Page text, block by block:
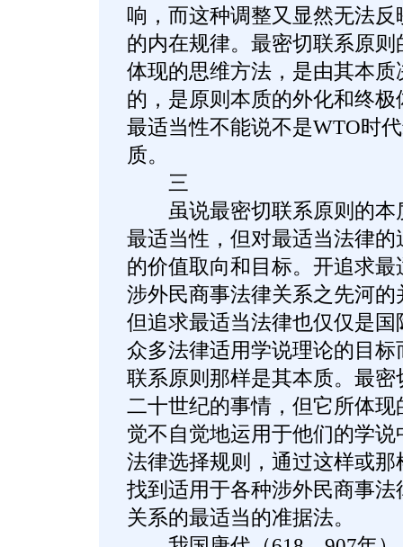
响，而这种调整又显然无法
的内在规律。最密切联系原
体现的思维方法，是由其本
的，是原则本质的外化和终
最适当性不能说不是WTO时
质。
三
虽说最密切联系原则的本
最适当性，但对最适当法律
的价值取向和目标。开追求
涉外民商事法律关系之先河
但追求最适当法律也仅仅是
众多法律适用学说理论的目
联系原则那样是其本质。最
二十世纪的事情，但它所体
觉不自觉地运用于他们的学
法律选择规则，通过这样或
找到适用于各种涉外民商事
关系的最适当的准据法。